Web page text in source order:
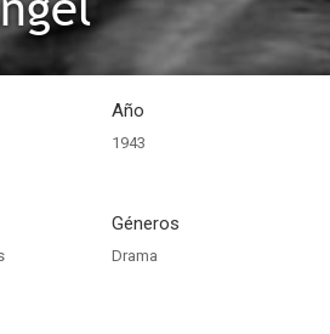
Año
1943
Géneros
Drama